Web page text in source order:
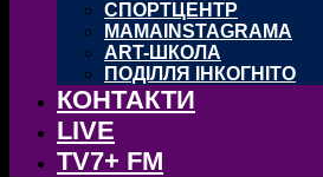
СПОРТЦЕНТР
MAMAINSTAGRAMA
ART-ШКОЛА
ПОДІЛЛЯ ІНКОГНІТО
КОНТАКТИ
LIVE
TV7+ FM